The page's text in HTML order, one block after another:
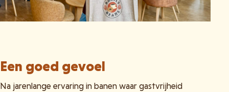
Een goed gevoel
Na jarenlange ervaring in banen waar gastvrijheid